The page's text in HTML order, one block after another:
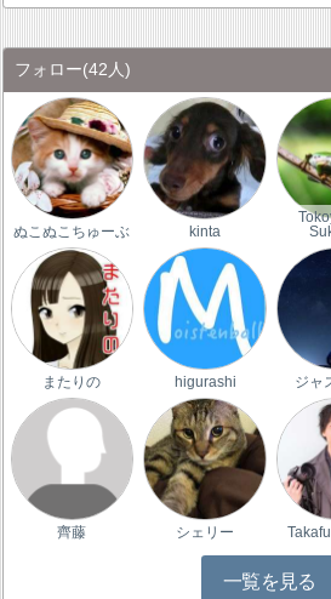
フォロー(42人)
ぬこぬこちゅーぶ kinta
またりの higurashi ジャ
齊藤 シェリー
一覧を見る